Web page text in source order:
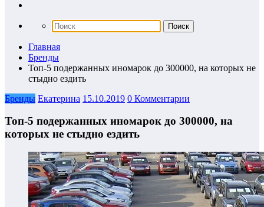
Главная
Бренды
Топ-5 подержанных иномарок до 300000, на которых не
стыдно ездить
Бренды Екатерина 15.10.2019 0 Комментарии
Топ-5 подержанных иномарок до 300000, на
которых не стыдно ездить